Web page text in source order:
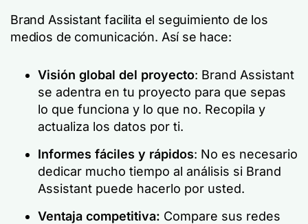
Brand Assistant facilita el seguimiento de los
medios de comunicación. Así se hace:
Visión global del proyecto: Brand Assistant
se adentra en tu proyecto para que sepas
lo que funciona y lo que no. Recopila y
actualiza los datos por ti.
Informes fáciles y rápidos: No es necesario
dedicar mucho tiempo al análisis si Brand
Assistant puede hacerlo por usted.
Ventaja competitiva: Compare sus redes